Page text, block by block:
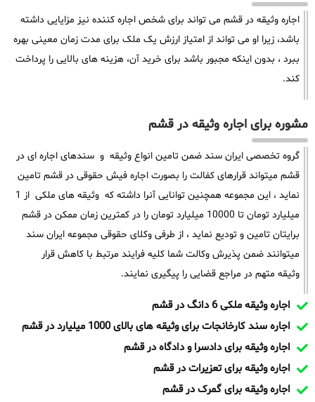
اجاره وثیقه در قشم می تواند برای شخص اجاره کننده نیز مزایایی داشته
باشد، زیرا او می تواند از امتیاز ارزش یک ملک برای مدت زمان معینی بهره
ببرد ، بدون اینکه مجبور باشد برای خرید آن، هزینه های بالایی را پرداخت
کند.
مشوره برای اجاره وثیقه در قشم
گروه تخصصی ایران سند ضمن تامین انواع وثیقه و سندهای اجاره ای در
قشم میتواند قرارهای کفالت را بصورت اجاره فیش حقوقی در قشم تامین
نماید ، این مجموعه همچنین توانایی آنرا داشته که وثیقه های ملکی از 1
میلیارد تومان تا 10000 میلیارد تومان را در کمترین زمان ممکن در قشم
برایتان تامین و تودیع نماید ، از طرفی وکلای حقوقی مجموعه ایران سند
میتوانند ضمن پذیرش وکالت شما کلیه فرایند مرتبط با کاهش قرار
وثیقه متهم در مراجع قضایی را پیگیری نمایند.
اجاره وثیقه ملکی 6 دانگ در قشم
اجاره سند کارخانجات برای وثیقه های بالای 1000 میلیارد در قشم
اجاره وثیقه برای دادسرا و دادگاه در قشم
اجاره وثیقه برای تعزیرات در قشم
اجاره وثیقه برای گمرک در قشم